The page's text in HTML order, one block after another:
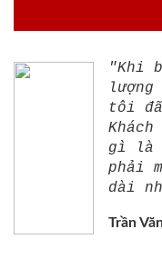
"Khi
tôi
gì là
phải
dài
Trần